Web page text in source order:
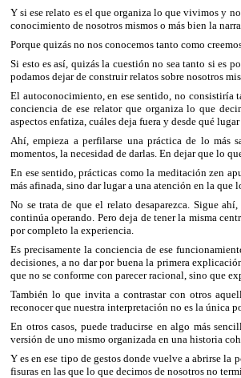
Y si ese relato es el que organiza lo que vivimos y
conocimiento de nosotros mismos o más bien la
Porque quizás no nos conocemos tanto como
Si esto es así, quizás la cuestión no sea tanto si es
podamos dejar de construir relatos sobre nosotros
El autoconocimiento, en ese sentido, no consistiría
conciencia de ese relator que organiza lo que
aspectos enfatiza, cuáles deja fuera y desde qué
Ahí, empieza a perfilarse una práctica de lo más
momentos, la necesidad de darlas. En dejar que lo
En ese sentido, prácticas como la meditación zen
más afinada, sino dar lugar a una atención en la
No se trata de que el relato desaparezca. Sigue
continúa operando. Pero deja de tener la misma
por completo la experiencia.
Es precisamente la conciencia de ese
decisiones, a no dar por buena la primera
que no se conforme con parecer racional, sino que
También lo que invita a contrastar con otros
reconocer que nuestra interpretación no es la única
En otros casos, puede traducirse en algo más
versión de uno mismo organizada en una historia
Y es en ese tipo de gestos donde vuelve a abrirse
fisuras en las que lo que decimos de nosotros no